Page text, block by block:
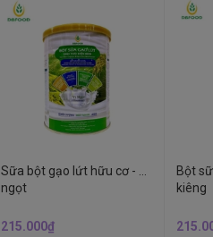
Sữa bột gạo lứt hữu cơ - vị
ngọt
215.000₫
Bột
kiêng